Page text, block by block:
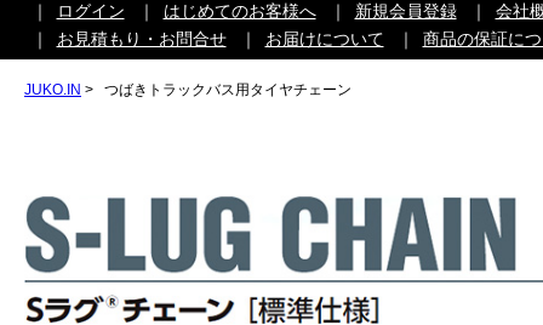
｜ ログイン ｜ はじめてのお客様へ ｜ 新規会員登録 ｜
会社
｜
お見積もり・お問合せ ｜ お届けについて ｜ 商品の保証に
JUKO.IN > つばきトラックバス用タイヤチェーン